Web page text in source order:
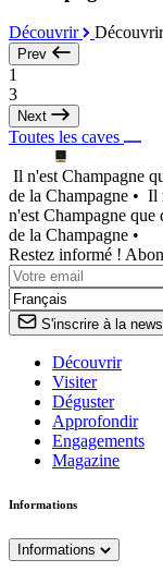
Découvrir Découvrir
Prev
1
3
Next
Toutes les caves
Il n'est Champagne
de la Champagne • Il
n'est Champagne que
de la Champagne •
Restez informé !
S'inscrire à la
Découvrir
Visiter
Déguster
Approfondir
Engagements
Magazine
Informations
Informations